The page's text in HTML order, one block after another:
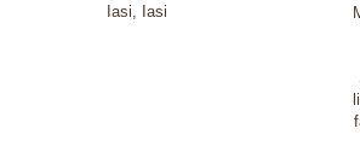
Iasi, Iasi